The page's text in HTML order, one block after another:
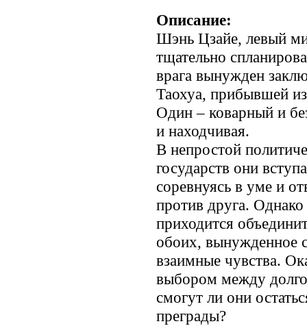
Описание:
Шэнь Цзайе, левый
тщательно
врага вынужден
Таохуа, прибывшей
Один – коварный и
и находчивая.
В непростой
государств они
соревнуясь в уме и
против друга.
приходится
обоих, вынужденное
взаимные чувства.
выбором между
смогут ли они
преграды?